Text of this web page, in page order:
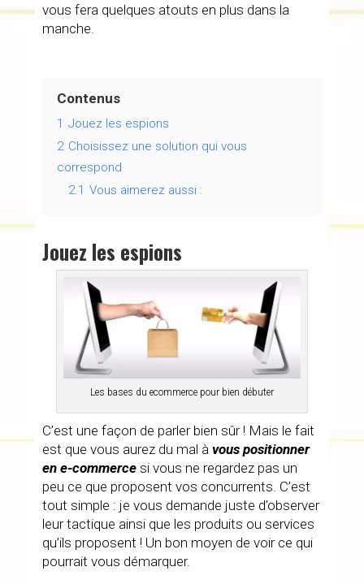
vous fera quelques atouts en plus dans la
manche.
Contenus
1 Jouez les espions
2 Choisissez une solution qui vous
correspond
2.1 Vous aimerez aussi :
Jouez les espions
Les bases du ecommerce pour bien débuter
C’est une façon de parler bien sûr ! Mais le fait
est que vous aurez du mal à vous positionner
en e-commercesi vous ne regardez pas un
peu ce que proposent vos concurrents. C’est
tout simple : je vous demande juste d’observer
leur tactique ainsi que les produits ou services
qu’ils proposent ! Un bon moyen de voir ce qui
pourrait vous démarquer.